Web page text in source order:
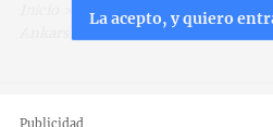
Recetas para Ankarsrum
Publicidad
La acepto, y quiero